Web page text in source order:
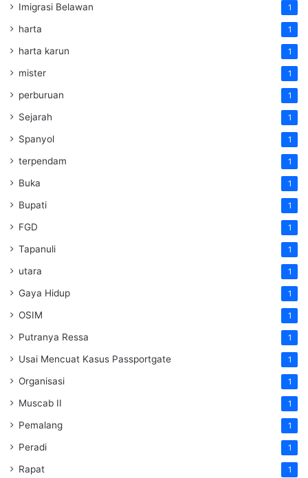
Imigrasi Belawan 1
harta 1
harta karun 1
mister 1
perburuan 1
Sejarah 1
Spanyol 1
terpendam 1
Buka 1
Bupati 1
FGD 1
Tapanuli 1
utara 1
Gaya Hidup 1
OSIM 1
Putranya Ressa 1
Usai Mencuat Kasus Passportgate 1
Organisasi 1
Muscab II 1
Pemalang 1
Peradi 1
Rapat 1